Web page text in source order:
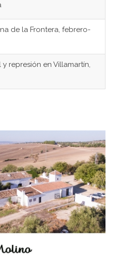
de la Frontera, febrero-
y represión en Villamartín,
febrero-julio 1936
en el campo: del
poblado de Los Hurones